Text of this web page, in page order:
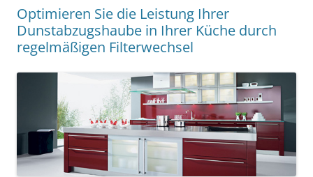
Optimieren Sie die Leistung Ihrer
Dunstabzugshaube in Ihrer Küche durch
regelmäßigen Filterwechsel